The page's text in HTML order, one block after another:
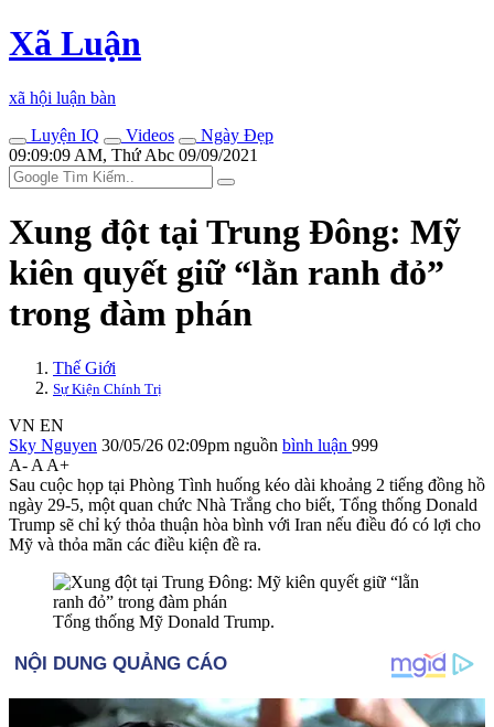
Xã Luận
xã hội luận bàn
Luyện IQ
Videos
Ngày Đẹp
09:09:09 AM, Thứ Abc 09/09/2021
Xung đột tại Trung Đông: Mỹ
kiên quyết giữ “lằn ranh đỏ”
trong đàm phán
Thế Giới
Sự Kiện Chính Trị
VN EN
Sky Nguyen 30/05/26 02:09pm nguồn bình luận 999
A- A A+
Sau cuộc họp tại Phòng Tình huống kéo dài khoảng 2 tiếng đồng hồ
ngày 29-5, một quan chức Nhà Trắng cho biết, Tổng thống Donald
Trump sẽ chỉ ký thỏa thuận hòa bình với Iran nếu điều đó có lợi cho
Mỹ và thỏ‌a mã‌n các điều kiện đề ra.
Tổng thống Mỹ Donald Trump.